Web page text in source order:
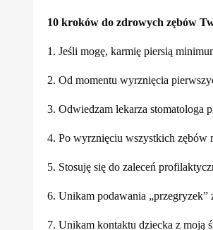
10 kroków do zdrowych zębów
1. Jeśli mogę, karmię piersią
2. Od momentu wyrznięcia
3. Odwiedzam lekarza stomatologa
4. Po wyrznięciu wszystkich zębów
5. Stosuję się do zaleceń
6. Unikam podawania
7. Unikam kontaktu dziecka z moją